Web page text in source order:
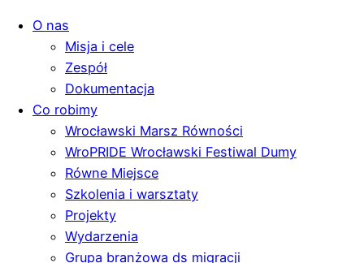
O nas
Misja i cele
Zespół
Dokumentacja
Co robimy
Wrocławski Marsz Równości
WroPRIDE Wrocławski Festiwal Dumy
Równe Miejsce
Szkolenia i warsztaty
Projekty
Wydarzenia
Grupa branżowa ds migracji